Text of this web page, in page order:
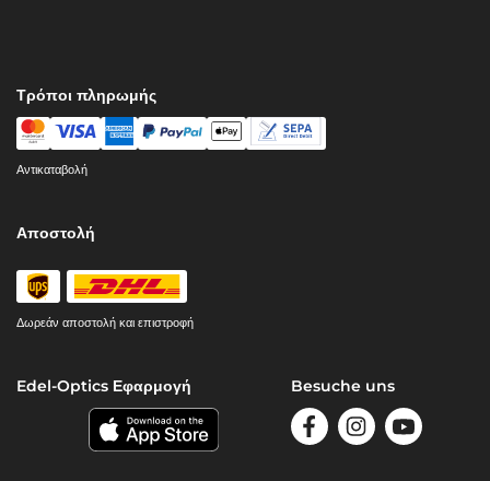
Τρόποι πληρωμής
Αντικαταβολή
Αποστολή
Δωρεάν αποστολή και επιστροφή
Edel-Optics Εφαρμογή Besuche uns